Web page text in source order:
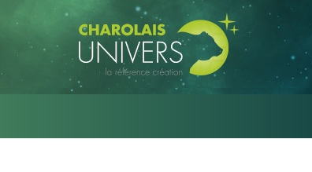
Aller au contenu principal